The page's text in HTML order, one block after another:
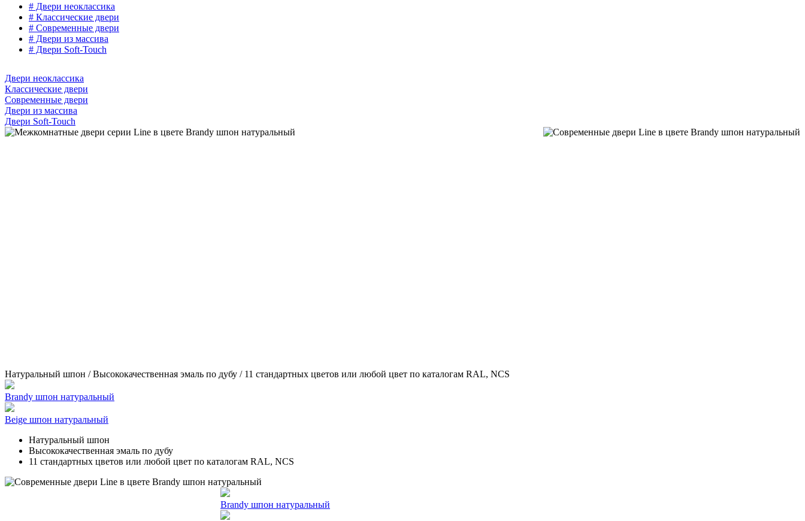
# Двери неоклассика
# Классические двери
# Современные двери
# Двери из массива
# Двери Soft-Touch
Двери неоклассика
Классические двери
Современные двери
Двери из массива
Двери Soft-Touch
Натуральный шпон / Высококачественная эмаль по дубу / 11 стандартных цветов или любой цвет по каталогам RAL, NCS
Brandy шпон натуральный
Beige шпон натуральный
Натуральный шпон
Высококачественная эмаль по дубу
11 стандартных цветов или любой цвет по каталогам RAL, NCS
Brandy шпон натуральный